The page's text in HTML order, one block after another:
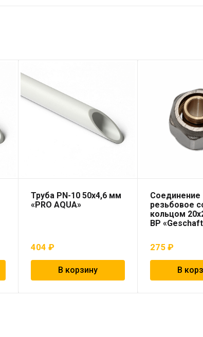
Труба PN-10 50х4,6 мм
«PRO AQUA»
404₽
В корзину
Соединение
резьбовое
кольцом
ВР
275₽
В